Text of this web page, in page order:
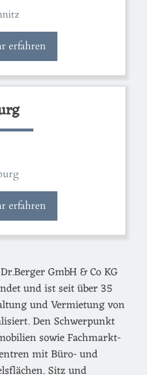
erfahren
erfahren
GmbH & Co KG
und ist seit über 35
und Vermietung von
Den Schwerpunkt
sowie Fachmarkt-
mit Büro- und
Sitz und